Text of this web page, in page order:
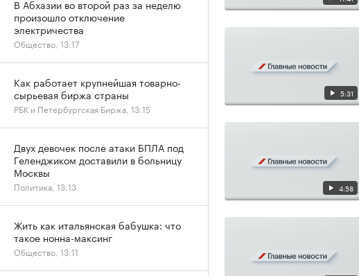
5:31
4:58
В Абхазии во второй раз за неделю
произошло отключение
электричества
Общество, 13:17
Как работает крупнейшая товарно-
сырьевая биржа страны
РБК и Петербургская Биржа, 13:15
Двух девочек после атаки БПЛА под
Геленджиком доставили в больницу
Москвы
Политика, 13:13
Жить как итальянская бабушка: что
такое нонна-максинг
Общество, 13:11